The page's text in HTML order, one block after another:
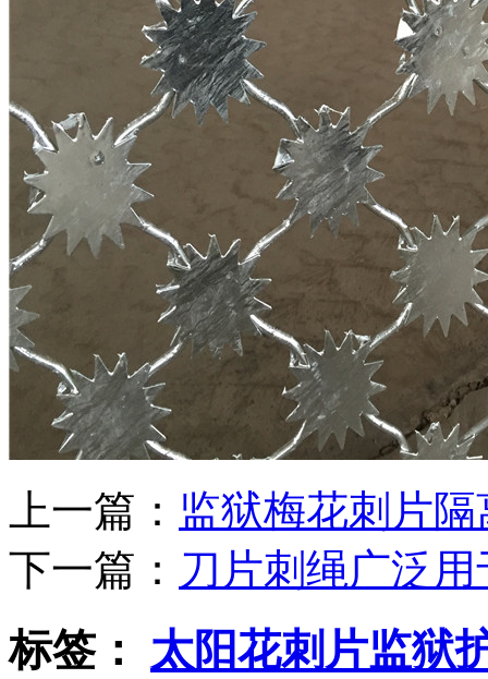
上一篇： 监狱梅花刺片
下一篇： 刀片刺绳广泛
标签： 太阳花刺片监狱